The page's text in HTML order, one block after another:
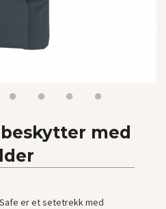
med
er et setetrekk med